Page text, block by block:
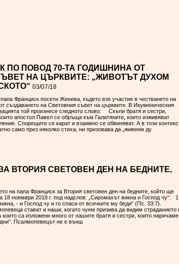
ПОВОД 70-ТА ГОДИШНИНА ОТ
НА ЦЪРКВИТЕ: „ЖИВОТЪТ ДУХОМ
03/07/18
Франциск посети Женева, където взе участие в честването на
създаването на Световния съвет на църквите. В Икуменическия
той произнесе следното слово: Скъпи братя и сестри,
апостол Павел се обръща към Галатяните, които изживяват
Спорещите се карат и взаимно се обвиняват. А в този
само през няколко стиха, ни призовава да „живеем ду
ВТОРИЯ СВЕТОВЕН ДЕН НА БЕДНИТЕ,
на папа Франциск за Втория световен ден на бедните, който ще
18 ноември 2018 г. под надслов: „Сиромахът викна и Господ чу“:
- и Господ чу и го спаси от всичките му беди“ (Пс. 33:7).
стават и наши, когато чуем призива да видим страданието
които са изложени много от нашите братя и сестри, които наричаме
Псалмопевецът не е външ